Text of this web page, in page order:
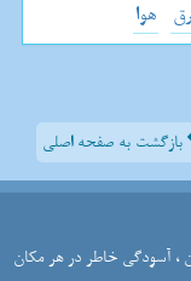
هوا
بازگشت به صفحه اصلی
آسودگی خاطر در هر مکان